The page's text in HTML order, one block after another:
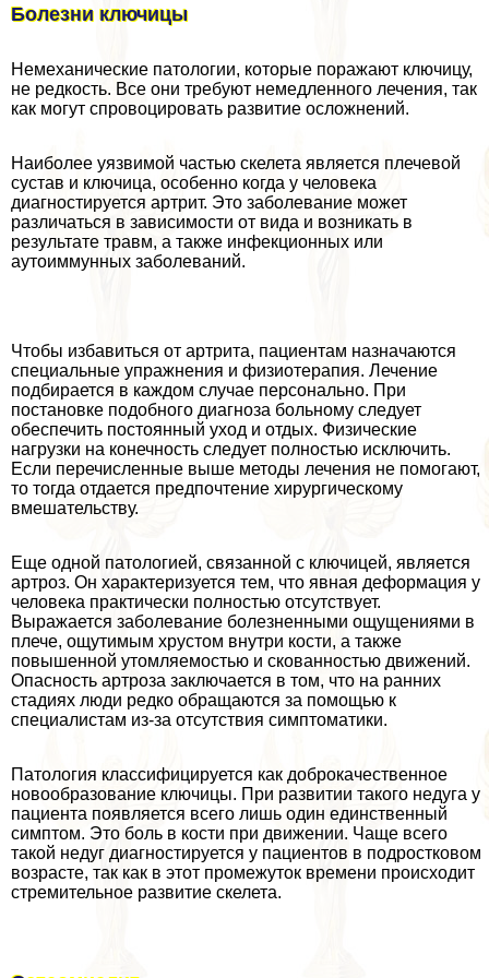
Болезни ключицы
Немеханические патологии, которые поражают ключицу,
не редкость. Все они требуют немедленного лечения, так
как могут спровоцировать развитие осложнений.
Наиболее уязвимой частью скелета является плечевой
сустав и ключица, особенно когда у человека
диагностируется артрит. Это заболевание может
различаться в зависимости от вида и возникать в
результате травм, а также инфекционных или
аутоиммунных заболеваний.
Чтобы избавиться от артрита, пациентам назначаются
специальные упражнения и физиотерапия. Лечение
подбирается в каждом случае персонально. При
постановке подобного диагноза больному следует
обеспечить постоянный уход и отдых. Физические
нагрузки на конечность следует полностью исключить.
Если перечисленные выше методы лечения не помогают,
то тогда отдается предпочтение хирургическому
вмешательству.
Еще одной патологией, связанной с ключицей, является
артроз. Он хаpaктеризуется тем, что явная деформация у
человека пpaктически полностью отсутствует.
Выражается заболевание болезненными ощущениями в
плече, ощутимым хрустом внутри кости, а также
повышенной утомляемостью и скованностью движений.
Опасность артроза заключается в том, что на ранних
стадиях люди редко обращаются за помощью к
специалистам из-за отсутствия симптоматики.
Патология классифицируется как доброкачественное
новообразование ключицы. При развитии такого недуга у
пациента появляется всего лишь один единственный
симптом. Это боль в кости при движении. Чаще всего
такой недуг диагностируется у пациентов в подростковом
возрасте, так как в этот промежуток времени происходит
стремительное развитие скелета.